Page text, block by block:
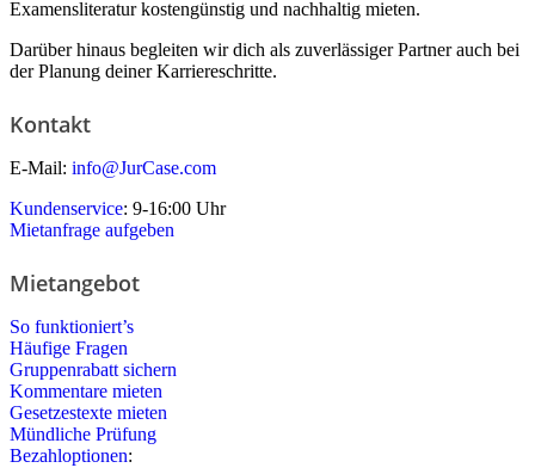
Examensliteratur kostengünstig und nachhaltig mieten.
Darüber hinaus begleiten wir dich als zuverlässiger Partner auch bei
der Planung deiner Karriereschritte.
Kontakt
E-Mail: info@JurCase.com
Kundenservice: 9-16:00 Uhr
Mietanfrage aufgeben
Mietangebot
So funktioniert’s
Häufige Fragen
Gruppenrabatt sichern
Kommentare mieten
Gesetzestexte mieten
Mündliche Prüfung
Bezahloptionen: